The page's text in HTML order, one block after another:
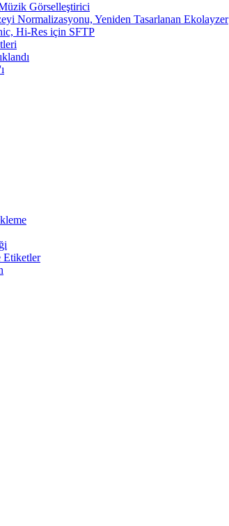
Görselleştirici
Normalizasyonu, Yeniden Tasarlanan Ekolayzer
Hi-Res için SFTP
Etiketler